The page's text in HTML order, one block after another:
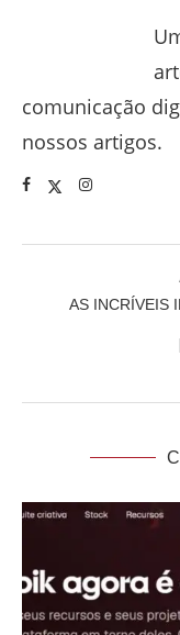
comunicação
nossos artigos.
AS INCRÍVEIS